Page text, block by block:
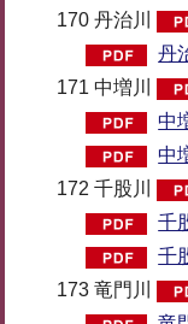
170 丹治川
丹
171 中増川
中
中
172 千股川
千
千
173 竜門川